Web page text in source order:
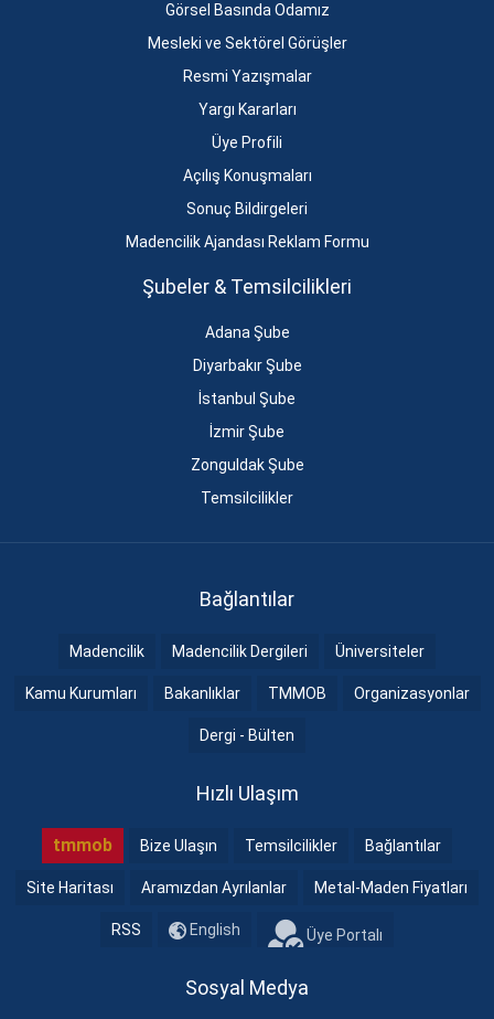
Görsel Basında Odamız
Mesleki ve Sektörel Görüşler
Resmi Yazışmalar
Yargı Kararları
Üye Profili
Açılış Konuşmaları
Sonuç Bildirgeleri
Madencilik Ajandası Reklam Formu
Şubeler & Temsilcilikleri
Adana Şube
Diyarbakır Şube
İstanbul Şube
İzmir Şube
Zonguldak Şube
Temsilcilikler
Bağlantılar
Madencilik Madencilik Dergileri Üniversiteler
Kamu Kurumları Bakanlıklar TMMOB Organizasyonlar
Dergi - Bülten
Hızlı Ulaşım
tmmob Bize Ulaşın Temsilcilikler Bağlantılar
Site Haritası Aramızdan Ayrılanlar Metal-Maden Fiyatları
RSS English Üye Portalı
Sosyal Medya